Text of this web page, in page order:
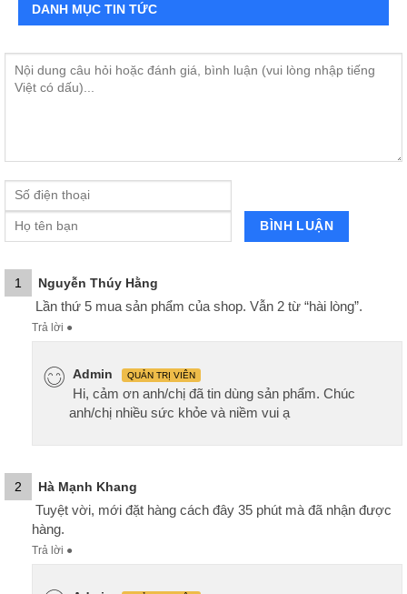
DANH MỤC TIN TỨC
1 Nguyễn Thúy Hằng
Lần thứ 5 mua sản phẩm của shop. Vẫn 2 từ “hài lòng”.
Trả lời ●
Admin QUẢN TRỊ VIÊN
Hi, cảm ơn anh/chị đã tin dùng sản phẩm. Chúc
anh/chị nhiều sức khỏe và niềm vui ạ
2 Hà Mạnh Khang
Tuyệt vời, mới đặt hàng cách đây 35 phút mà đã nhận được
hàng.
Trả lời ●